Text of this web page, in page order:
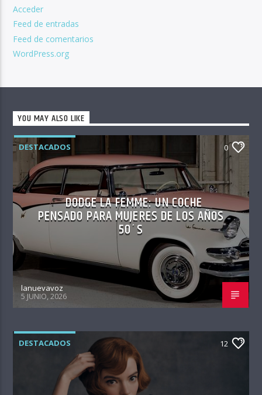
Acceder
Feed de entradas
Feed de comentarios
WordPress.org
YOU MAY ALSO LIKE
DESTACADOS 0
DODGE LA FEMME: UN COCHE
PENSADO PARA MUJERES DE LOS AÑOS
50´S
lanuevavoz
5 JUNIO, 2026
DESTACADOS 12